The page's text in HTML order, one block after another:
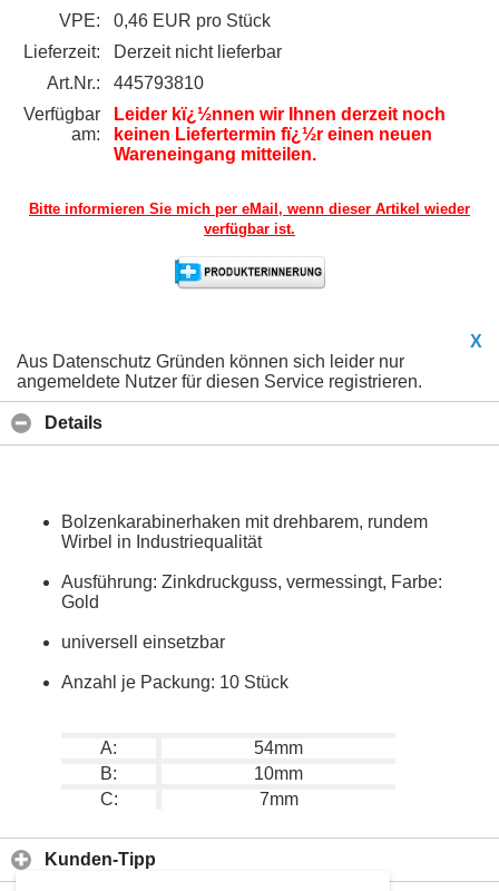
VPE:
0,46 EUR pro Stück
Lieferzeit:
Derzeit nicht lieferbar
Art.Nr.:
445793810
Verfügbar
am:
Leider kï¿½nnen wir Ihnen derzeit noch
keinen Liefertermin fï¿½r einen neuen
Wareneingang mitteilen.
Bitte informieren Sie mich per eMail, wenn dieser Artikel wieder
verfügbar ist.
X
Aus Datenschutz Gründen können sich leider nur
angemeldete Nutzer für diesen Service registrieren.
Details
Bolzenkarabinerhaken mit drehbarem, rundem
Wirbel in Industriequalität
Ausführung: Zinkdruckguss, vermessingt, Farbe:
Gold
universell einsetzbar
Anzahl je Packung: 10 Stück
A:
54mm
B:
10mm
C:
7mm
Kunden-Tipp